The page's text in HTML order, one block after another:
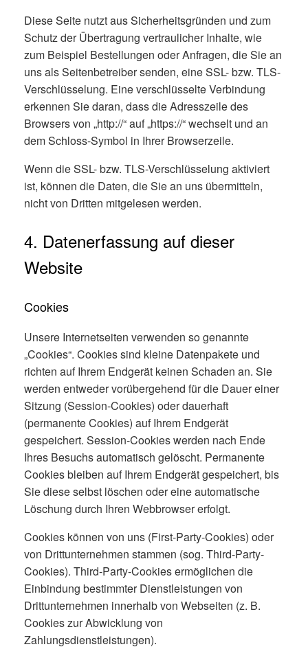
Diese Seite nutzt aus Sicherheitsgründen und zum
Schutz der Übertragung vertraulicher Inhalte, wie
zum Beispiel Bestellungen oder Anfragen, die Sie an
uns als Seitenbetreiber senden, eine SSL- bzw. TLS-
Verschlüsselung. Eine verschlüsselte Verbindung
erkennen Sie daran, dass die Adresszeile des
Browsers von „http://“ auf „https://“ wechselt und an
dem Schloss-Symbol in Ihrer Browserzeile.
Wenn die SSL- bzw. TLS-Verschlüsselung aktiviert
ist, können die Daten, die Sie an uns übermitteln,
nicht von Dritten mitgelesen werden.
4. Datenerfassung auf dieser
Website
Cookies
Unsere Internetseiten verwenden so genannte
„Cookies“. Cookies sind kleine Datenpakete und
richten auf Ihrem Endgerät keinen Schaden an. Sie
werden entweder vorübergehend für die Dauer einer
Sitzung (Session-Cookies) oder dauerhaft
(permanente Cookies) auf Ihrem Endgerät
gespeichert. Session-Cookies werden nach Ende
Ihres Besuchs automatisch gelöscht. Permanente
Cookies bleiben auf Ihrem Endgerät gespeichert, bis
Sie diese selbst löschen oder eine automatische
Löschung durch Ihren Webbrowser erfolgt.
Cookies können von uns (First-Party-Cookies) oder
von Drittunternehmen stammen (sog. Third-Party-
Cookies). Third-Party-Cookies ermöglichen die
Einbindung bestimmter Dienstleistungen von
Drittunternehmen innerhalb von Webseiten (z. B.
Cookies zur Abwicklung von
Zahlungsdienstleistungen).